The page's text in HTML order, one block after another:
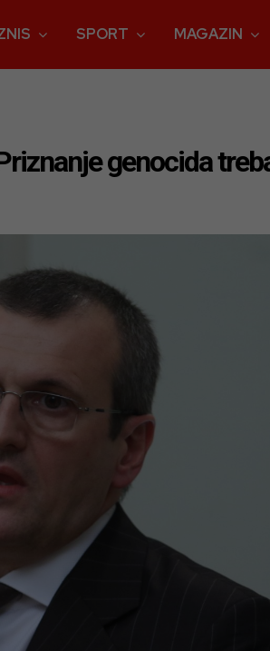
SPORT MAGAZIN
genocida